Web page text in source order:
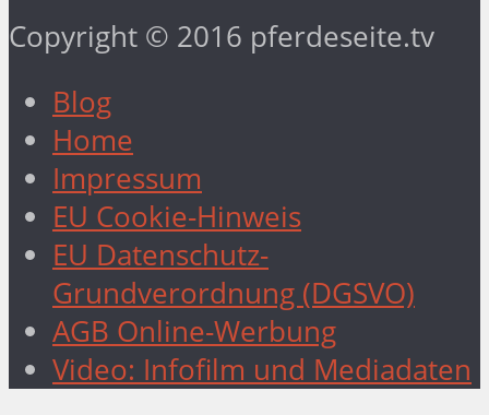
Copyright © 2016 pferdeseite.tv
Blog
Home
Impressum
EU Cookie-Hinweis
EU Datenschutz-
Grundverordnung (DGSVO)
AGB Online-Werbung
Video: Infofilm und Mediadaten